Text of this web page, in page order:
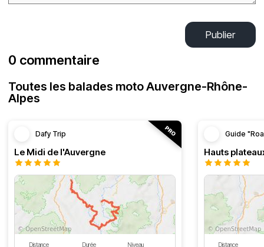
Publier
0 commentaire
Toutes les balades moto Auvergne-Rhône-
Alpes
Dafy Trip
Le Midi de l'Auvergne
Distance Durée Niveau
Guide
Hauts
Distance